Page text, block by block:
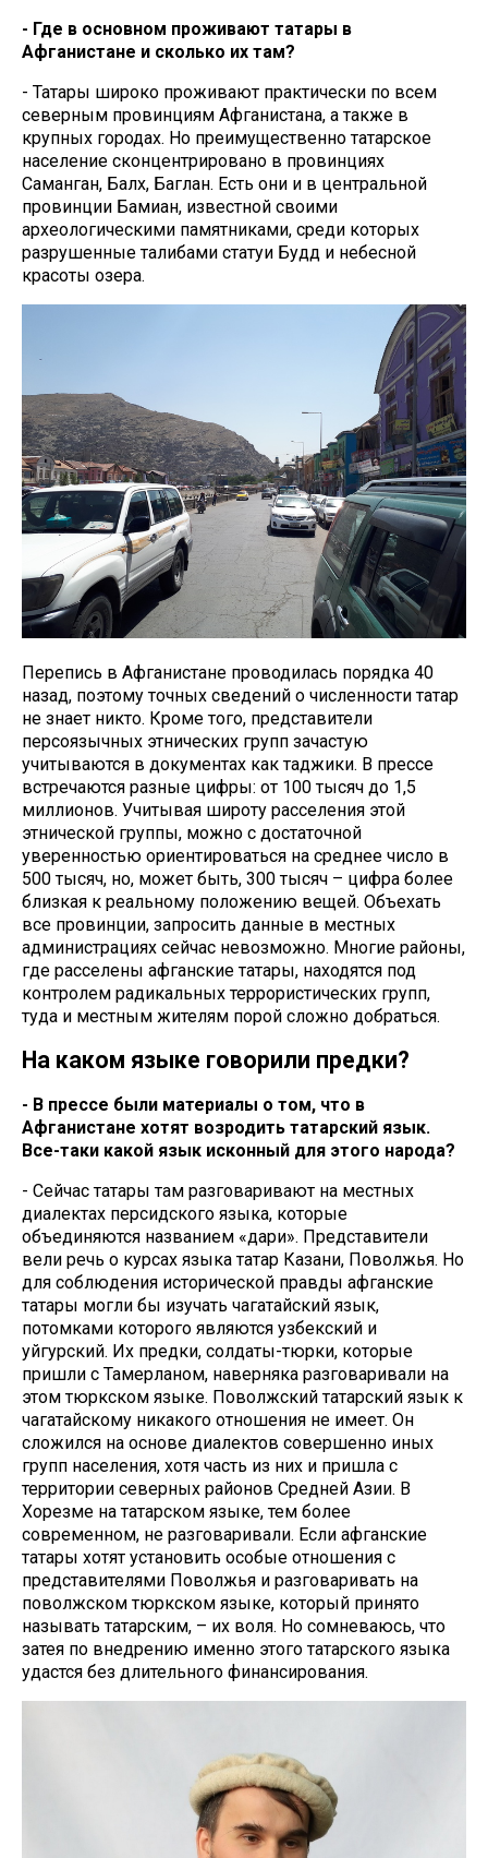
- Где в основном проживают татары в
Афганистане и сколько их там?
- Татары широко проживают практически по всем
северным провинциям Афганистана, а также в
крупных городах. Но преимущественно татарское
население сконцентрировано в провинциях
Саманган, Балх, Баглан. Есть они и в центральной
провинции Бамиан, известной своими
археологическими памятниками, среди которых
разрушенные талибами статуи Будд и небесной
красоты озера.
Перепись в Афганистане проводилась порядка 40
назад, поэтому точных сведений о численности татар
не знает никто. Кроме того, представители
персоязычных этнических групп зачастую
учитываются в документах как таджики. В прессе
встречаются разные цифры: от 100 тысяч до 1,5
миллионов. Учитывая широту расселения этой
этнической группы, можно с достаточной
уверенностью ориентироваться на среднее число в
500 тысяч, но, может быть, 300 тысяч – цифра более
близкая к реальному положению вещей. Объехать
все провинции, запросить данные в местных
администрациях сейчас невозможно. Многие районы,
где расселены афганские татары, находятся под
контролем радикальных террористических групп,
туда и местным жителям порой сложно добраться.
На каком языке говорили предки?
- В прессе были материалы о том, что в
Афганистане хотят возродить татарский язык.
Все-таки какой язык исконный для этого народа?
- Сейчас татары там разговаривают на местных
диалектах персидского языка, которые
объединяются названием «дари». Представители
вели речь о курсах языка татар Казани, Поволжья. Но
для соблюдения исторической правды афганские
татары могли бы изучать чагатайский язык,
потомками которого являются узбекский и
уйгурский. Их предки, солдаты-тюрки, которые
пришли с Тамерланом, наверняка разговаривали на
этом тюркском языке. Поволжский татарский язык к
чагатайскому никакого отношения не имеет. Он
сложился на основе диалектов совершенно иных
групп населения, хотя часть из них и пришла с
территории северных районов Средней Азии. В
Хорезме на татарском языке, тем более
современном, не разговаривали. Если афганские
татары хотят установить особые отношения с
представителями Поволжья и разговаривать на
поволжском тюркском языке, который принято
называть татарским, – их воля. Но сомневаюсь, что
затея по внедрению именно этого татарского языка
удастся без длительного финансирования.